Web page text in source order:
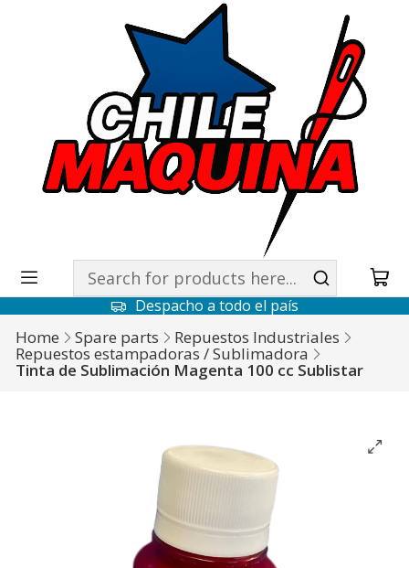
Despacho a todo el país
Home Spare parts Repuestos Industriales
Repuestos estampadoras / Sublimadora
Tinta de Sublimación Magenta 100 cc Sublistar